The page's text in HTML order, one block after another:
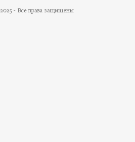
2025 - Все права защищены